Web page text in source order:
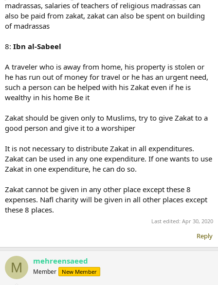
madrassas, salaries of teachers of religious madrassas can
also be paid from zakat, zakat can also be spent on building
of madrassas
8: Ibn al-Sabeel
A traveler who is away from home, his property is stolen or
he has run out of money for travel or he has an urgent need,
such a person can be helped with his Zakat even if he is
wealthy in his home Be it
Zakat should be given only to Muslims, try to give Zakat to a
good person and give it to a worshiper
It is not necessary to distribute Zakat in all expenditures.
Zakat can be used in any one expenditure. If one wants to use
Zakat in one expenditure, he can do so.
Zakat cannot be given in any other place except these 8
expenses. Nafl charity will be given in all other places except
these 8 places.
Last edited: Apr 30, 2020
Reply
M mehreensaeed
Member New Member